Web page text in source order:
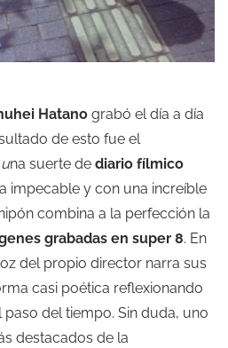
Hatano grabó el día a día
de esto fue el
na suerte de diario fílmico
impecable y con una increíble
combina a la perfección la
grabadas en super 8. En
del propio director narra sus
casi poética reflexionando
del tiempo. Sin duda, uno
destacados de la